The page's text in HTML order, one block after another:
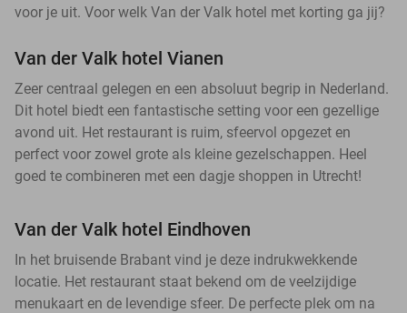
voor je uit. Voor welk Van der Valk hotel met korting ga jij?
Van der Valk hotel Vianen
Zeer centraal gelegen en een absoluut begrip in Nederland.
Dit hotel biedt een fantastische setting voor een gezellige
avond uit. Het restaurant is ruim, sfeervol opgezet en
perfect voor zowel grote als kleine gezelschappen. Heel
goed te combineren met een dagje shoppen in Utrecht!
Van der Valk hotel Eindhoven
In het bruisende Brabant vind je deze indrukwekkende
locatie. Het restaurant staat bekend om de veelzijdige
menukaart en de levendige sfeer. De perfecte plek om na